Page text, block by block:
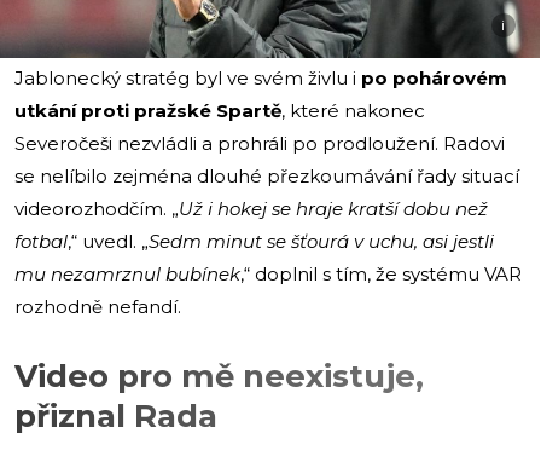
i
Jablonecký stratég byl ve svém živlu i po pohárovém
utkání proti pražské Spartě, které nakonec
Severočeši nezvládli a prohráli po prodloužení. Radovi
se nelíbilo zejména dlouhé přezkoumávání řady situací
videorozhodčím. „Už i hokej se hraje kratší dobu než
fotbal,“ uvedl. „Sedm minut se šťourá v uchu, asi jestli
mu nezamrznul bubínek,“ doplnil s tím, že systému VAR
rozhodně nefandí.
Video pro mě neexistuje,
přiznal Rada